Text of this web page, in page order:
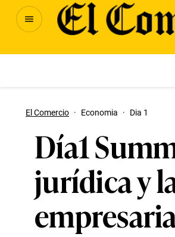
El Comercio · Economia · Dia 1
Día1
jurídica y